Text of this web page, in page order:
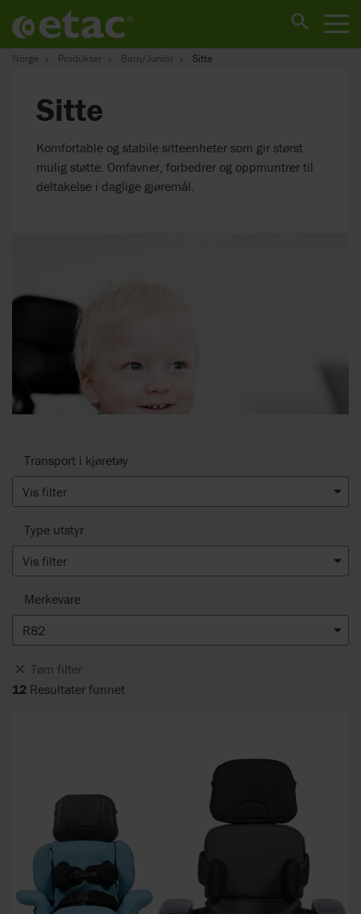
Norge Produkter Barn/Junior Sitte
Sitte
Komfortable og stabile sitteenheter som gir størst
mulig støtte. Omfavner, forbedrer og oppmuntrer til
deltakelse i daglige gjøremål.
Transport i kjøretøy
Vis filter
Type utstyr
Vis filter
Merkevare
R82
Tøm filter
12 Resultater funnet